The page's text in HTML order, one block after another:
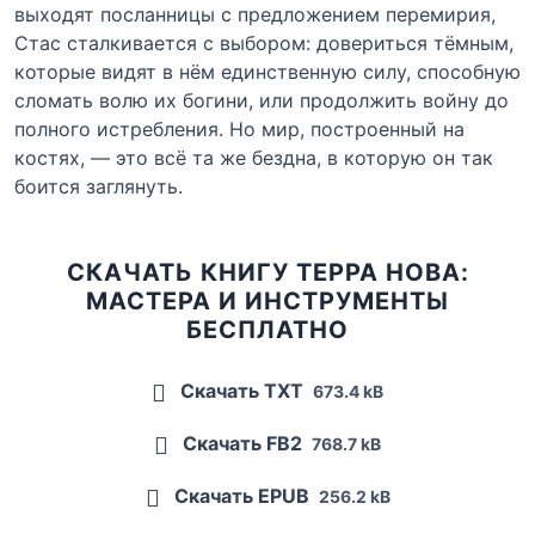
выходят посланницы с предложением перемирия,
Стас сталкивается с выбором: довериться тёмным,
которые видят в нём единственную силу, способную
сломать волю их богини, или продолжить войну до
полного истребления. Но мир, построенный на
костях, — это всё та же бездна, в которую он так
боится заглянуть.
СКАЧАТЬ КНИГУ ТЕРРА НОВА:
МАСТЕРА И ИНСТРУМЕНТЫ
БЕСПЛАТНО
Скачать TXT 673.4 kB
Скачать FB2 768.7 kB
Скачать EPUB 256.2 kB